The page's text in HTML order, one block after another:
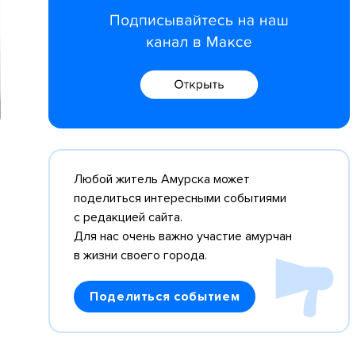
Любой житель Амурска может
поделиться интересными событиями
с редакцией сайта.
Для нас очень важно участие амурчан
в жизни своего города.
Поделиться событием